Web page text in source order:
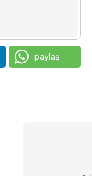
paylaş